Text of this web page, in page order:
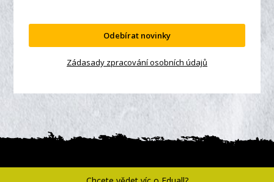
Odebírat novinky
Zádasady zpracování osobních údajů
© 2026 Online vzdělávací klub eduall